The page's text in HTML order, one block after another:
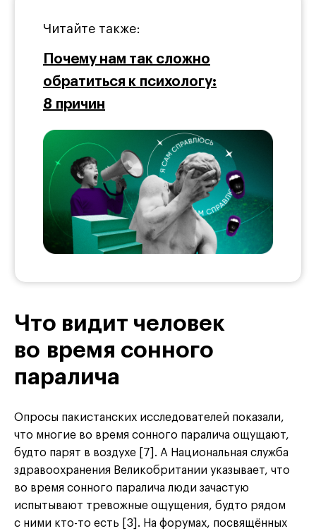
Читайте также:
Почему нам так сложно
обратиться к психологу:
8 причин
Что видит человек
во время сонного
паралича
Опросы пакистанских исследователей показали,
что многие во время сонного паралича ощущают,
будто парят в воздухе [7]. А Национальная служба
здравоохранения Великобритании указывает, что
во время сонного паралича люди зачастую
испытывают тревожные ощущения, будто рядом
с ними кто-то есть [3]. На форумах, посвящённых